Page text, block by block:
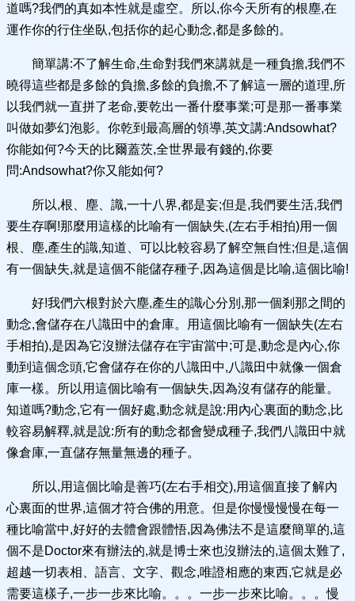
道嗎?我們的真如本性就是虛空。所以,你今天所有的根塵,在
運作你的行住坐臥,包括你的起心動念,都是多餘的。
簡單講:不了解生命,生命對我們來講就是一種負擔,我們不
曉得這些都是多餘的負擔,多餘的負擔,不了解這一層的道理,所
以我們就一直拼了老命,要乾出一番什麼事業;可是那一番事業
叫做如夢幻泡影。你乾到最高層的領導,英文講:Andsowhat?
你能如何?今天的比爾蓋茨,全世界最有錢的,你要
問:Andsowhat?你又能如何?
所以,根、塵、識,一十八界,都是妄;但是,我們要生活,我們
要生存啊!那麼用這樣的比喻有一個缺失,(左右手相拍)用一個
根、塵,產生的識,知道、可以比較容易了解空無自性;但是,這個
有一個缺失,就是這個不能儲存種子,因為這個是比喻,這個比喻!
好!我們六根對於六塵,產生的識心分別,那一個剎那之間的
動念,會儲存在八識田中的倉庫。用這個比喻有一個缺失(左右
手相拍),是因為它沒辦法儲存在宇宙當中;可是,動念是內心,你
動到這個念頭,它會儲存在你的八識田中,八識田中就像一個倉
庫一樣。所以用這個比喻有一個缺失,因為沒有儲存的能量。
知道嗎?動念,它有一個好處,動念就是說:用內心裏面的動念,比
較容易解釋,就是說:所有的動念都會變成種子,我們八識田中就
像倉庫,一直儲存無量無邊的種子。
所以,用這個比喻是善巧(左右手相交),用這個直接了解內
心裏面的世界,這個才符合佛的用意。但是你慢慢慢慢在每一
種比喻當中,好好的去體會跟體悟,因為佛法不是這麼簡單的,這
個不是Doctor來有辦法的,就是博士來也沒辦法的,這個太難了,
超越一切表相、語言、文字、觀念,唯證相應的東西,它就是必
需要這樣子,一步一步來比喻。。。一步一步來比喻。。。慢